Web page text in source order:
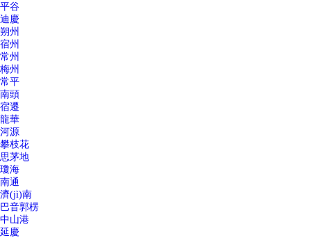
平谷
迪慶
朔州
宿州
常州
梅州
常平
南頭
宿遷
龍華
河源
攀枝花
思茅地
瓊海
南通
濟(jì)南
巴音郭楞
中山港
延慶